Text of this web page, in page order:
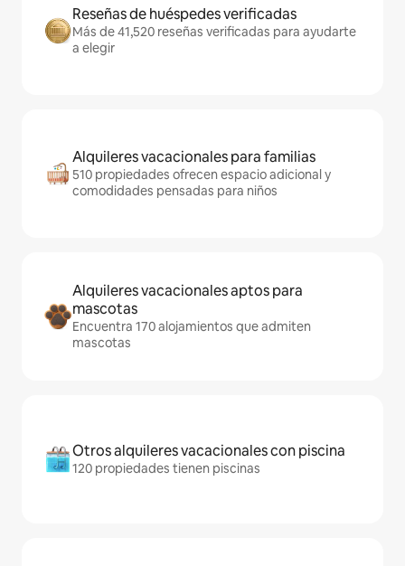
Reseñas de huéspedes verificadas
Más de 41,520 reseñas verificadas para ayudarte
a elegir
Alquileres vacacionales para familias
510 propiedades ofrecen espacio adicional y
comodidades pensadas para niños
Alquileres vacacionales aptos para
mascotas
Encuentra 170 alojamientos que admiten
mascotas
Otros alquileres vacacionales con piscina
120 propiedades tienen piscinas